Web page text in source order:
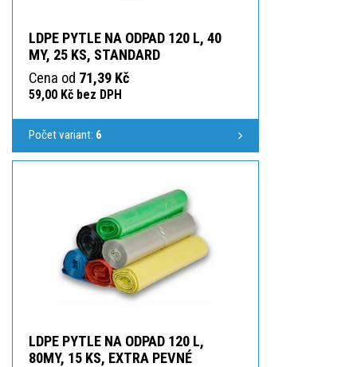
LDPE PYTLE NA ODPAD 120 L, 40
MY, 25 KS, STANDARD
Cena od 71,39 Kč
59,00 Kč bez DPH
Počet variant: 6
LDPE PYTLE NA ODPAD 120 L,
80MY, 15 KS, EXTRA PEVNÉ